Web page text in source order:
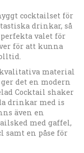
cocktailset för
drinkar, så
valet för
för att kunna
material
det en modern
Cocktail shaker
drinkar med is
även en
med gaffel,
samt en påse för